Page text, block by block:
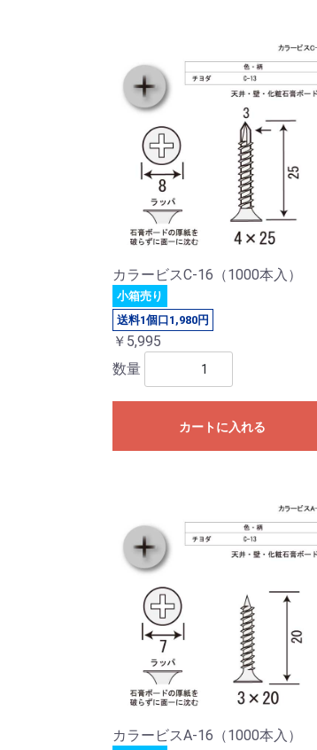
カラービスC-16（1000本入）
小箱売り
送料1個口1,980円
￥5,995
数量
カートに入れる
カラービスA-16（1000本入）